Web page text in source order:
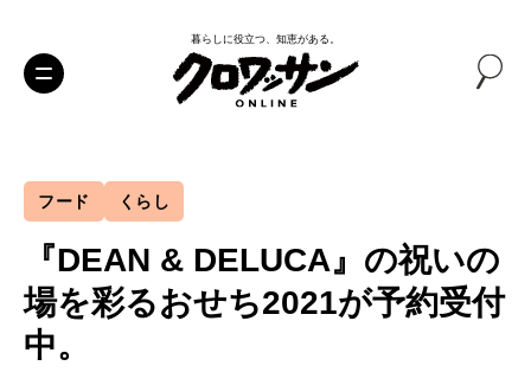
暮らしに役立つ、知恵がある。
フード くらし
『DEAN & DELUCA』の祝いの
場を彩るおせち2021が予約受付
中。